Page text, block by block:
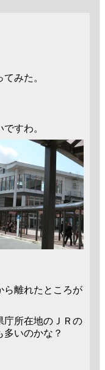
みた。
すわ。
ら離れたところが
庁所在地のＪＲの
いのかな？